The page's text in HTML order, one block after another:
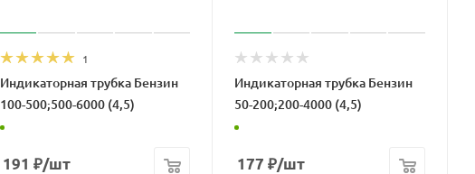
1
Индикаторная трубка Бензин
100-500;500-6000 (4,5)
191 ₽/шт
Индикаторная трубка Бензин
50-200;200-4000 (4,5)
177 ₽/шт